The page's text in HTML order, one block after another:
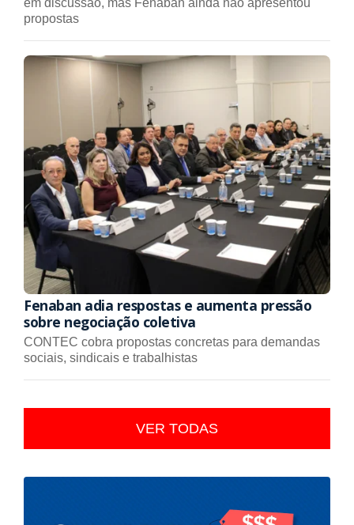
em discussão, mas Fenaban ainda não apresentou
propostas
Fenaban adia respostas e aumenta pressão
sobre negociação coletiva
CONTEC cobra propostas concretas para demandas
sociais, sindicais e trabalhistas
VER TODAS